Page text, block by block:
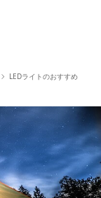
LEDライトのおすすめ